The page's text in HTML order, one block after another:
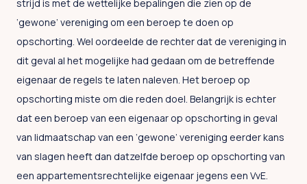
strijd is met de wettelijke bepalingen die zien op de
‘gewone’ vereniging om een beroep te doen op
opschorting. Wel oordeelde de rechter dat de vereniging in
dit geval al het mogelijke had gedaan om de betreffende
eigenaar de regels te laten naleven. Het beroep op
opschorting miste om die reden doel. Belangrijk is echter
dat een beroep van een eigenaar op opschorting in geval
van lidmaatschap van een ‘gewone’ vereniging eerder kans
van slagen heeft dan datzelfde beroep op opschorting van
een appartementsrechtelijke eigenaar jegens een VvE.